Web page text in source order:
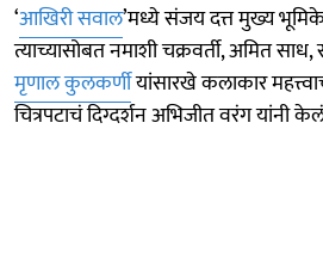
‘आखिरी सवाल’मध्ये संजय दत्त मुख्य
त्याच्यासोबत नमाशी चक्रवर्ती, अमित साध,
मृणाल कुलकर्णीयांसारखे कलाकार
चित्रपटाचं दिग्दर्शन अभिजीत वरंग यांनी